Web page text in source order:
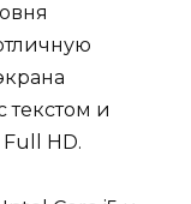
текстом и
HD.